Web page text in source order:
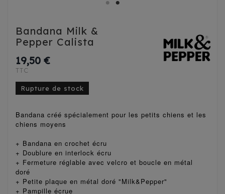
Bandana Milk &
Pepper Calista
19,50 €
TTC
Rupture de stock
Bandana créé spécialement pour les petits chiens et les
chiens moyens
+ Bandana en crochet écru
+ Doublure en interlock écru
+ Fermeture réglable avec velcro et boucle en métal
doré
+ Petite plaque en métal doré "Milk&Pepper"
+ Pampille écrue